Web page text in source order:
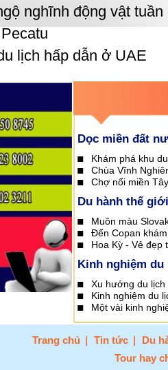
nghĩnh động vật tuần
lịch hấp dẫn ở UAE
Dọc miền đất
Khám phá khu
Chùa Vĩnh
Chợ nổi miền
Du hành thế giới
Muôn màu
Đến Copan
Hoa Kỳ - Vẻ đẹp
Kinh nghiệm du
Xu hướng du
Kinh nghiệm du
Một vài kinh
Trang chủ Tin tức
Du
Tour hay